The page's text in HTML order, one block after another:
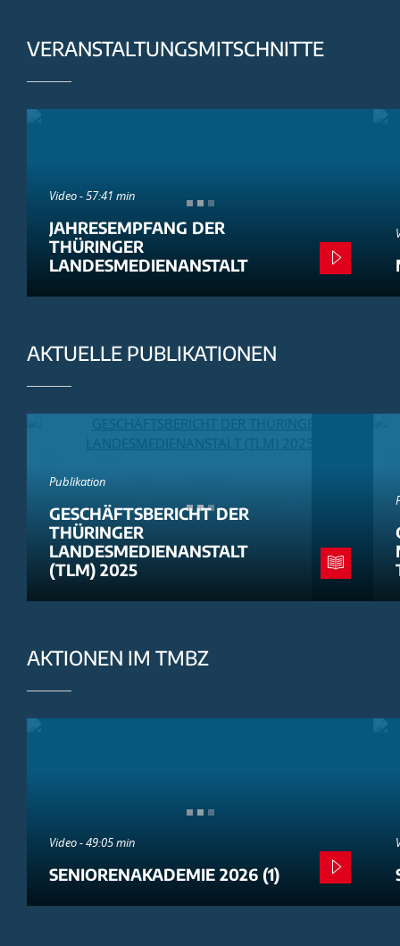
VERANSTALTUNGSMITSCHNITTE
Video - 57:41 min
JAHRESEMPFANG DER
THÜRINGER
LANDESMEDIENANSTALT
AKTUELLE PUBLIKATIONEN
Publikation
GESCHÄFTSBERICHT DER
THÜRINGER
LANDESMEDIENANSTALT
(TLM) 2025
AKTIONEN IM TMBZ
Video - 49:05 min
SENIORENAKADEMIE 2026 (1)